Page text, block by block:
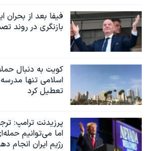
فیفا بعد از بحران
بازنگری در روند
کویت به دنبال
اسلامی تنها مدرسه
تعطیل کرد
پرزیدنت ترامپ:
اما می‌توانیم
رژیم ایران انجام